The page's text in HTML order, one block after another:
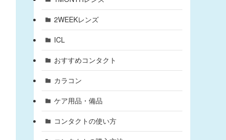
2WEEKレンズ
ICL
おすすめコンタクト
カラコン
ケア用品・備品
コンタクトの使い方